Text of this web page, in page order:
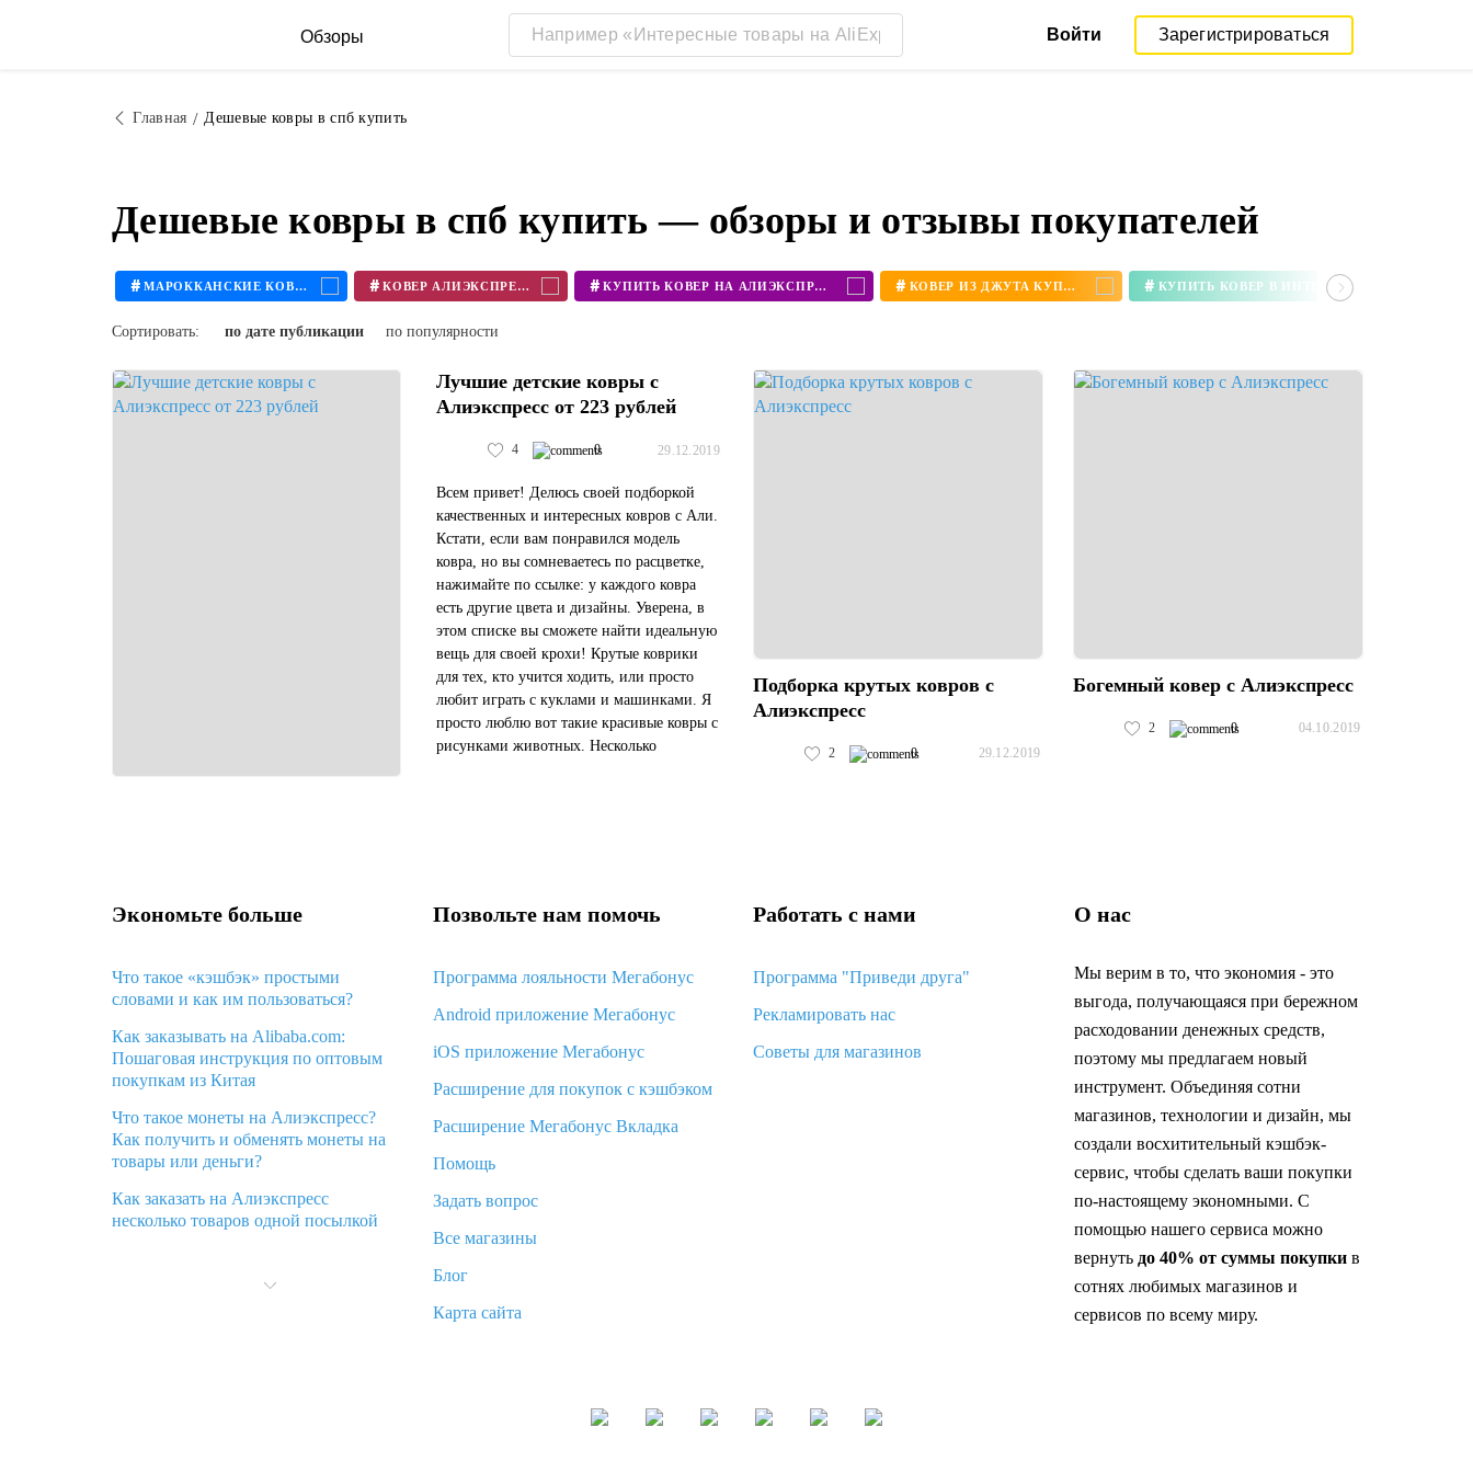
Обзоры Войти Зарегистрироваться
Главная Дешевые ковры в спб купить
Дешевые ковры в спб купить — обзоры и отзывы покупателей
# МАРОККАНСКИЕ КОВРЫ # КОВЕР АЛИЭКСПРЕСС # КУПИТЬ КОВЕР НА АЛИЭКСПРЕСС # КОВЕР ИЗ ДЖУТА КУПИТЬ #
Сортировать: по дате публикации по популярности
Лучшие детские ковры с
Алиэкспресс от 223 рублей
4 0 29.12.2019
Всем привет! Делюсь своей подборкой
качественных и интересных ковров с Али.
Кстати, если вам понравился модель
ковра, но вы сомневаетесь по расцветке,
нажимайте по ссылке: у каждого ковра
есть другие цвета и дизайны. Уверена, в
этом списке вы сможете найти идеальную
вещь для своей крохи! Крутые коврики
для тех, кто учится ходить, или просто
любит играть с куклами и машинками. Я
просто люблю вот такие красивые ковры с
рисунками животных. Несколько
Подборка крутых ковров с
Алиэкспресс
2 0 29.12.2019
Богемный ковер с Алиэкспресс
2 0 04.10.2019
Экономьте больше
Что такое «кэшбэк» простыми
словами и как им пользоваться?
Как заказывать на Alibaba.com:
Пошаговая инструкция по оптовым
покупкам из Китая
Что такое монеты на Алиэкспресс?
Как получить и обменять монеты на
товары или деньги?
Как заказать на Алиэкспресс
несколько товаров одной посылкой
Алиэкспресс и что делать?
Позвольте нам помочь
Программа лояльности Мегабонус
Android приложение Мегабонус
iOS приложение Мегабонус
Расширение для покупок с кэшбэком
Расширение Мегабонус Вкладка
Помощь
Задать вопрос
Все магазины
Блог
Карта сайта
Работать с нами
Программа "Приведи друга"
Рекламировать нас
Советы для магазинов
О нас
Мы верим в то, что экономия - это
выгода, получающаяся при бережном
расходовании денежных средств,
поэтому мы предлагаем новый
инструмент. Объединяя сотни
магазинов, технологии и дизайн, мы
создали восхитительный кэшбэк-
сервис, чтобы сделать ваши покупки
по-настоящему экономными. С
помощью нашего сервиса можно
вернуть до 40% от суммы покупкив
сотнях любимых магазинов и
сервисов по всему миру.